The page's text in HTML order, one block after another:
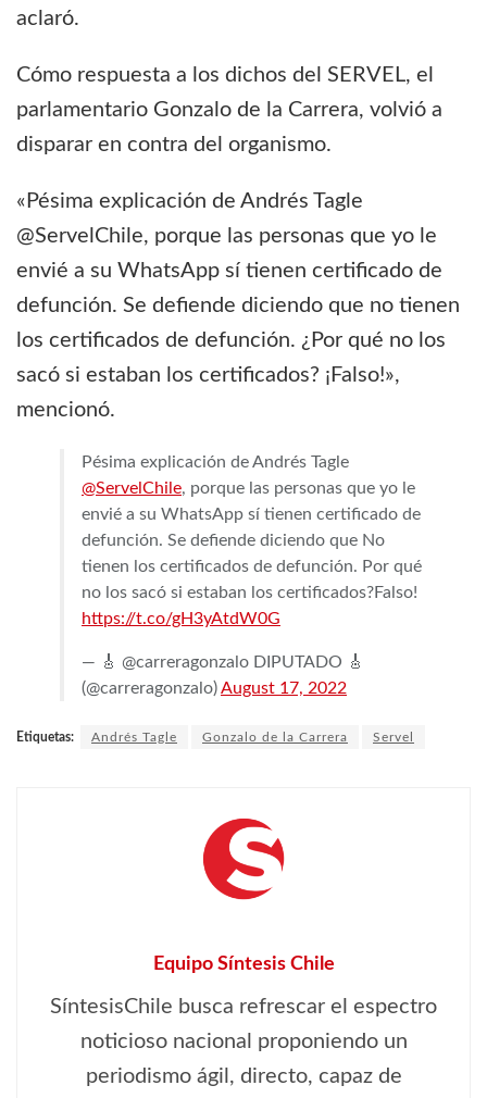
aclaró.
Cómo respuesta a los dichos del SERVEL, el
parlamentario Gonzalo de la Carrera, volvió a
disparar en contra del organismo.
«Pésima explicación de Andrés Tagle
@ServelChile, porque las personas que yo le
envié a su WhatsApp sí tienen certificado de
defunción. Se defiende diciendo que no tienen
los certificados de defunción. ¿Por qué no los
sacó si estaban los certificados? ¡Falso!»,
mencionó.
Pésima explicación de Andrés Tagle
@ServelChile, porque las personas que yo le
envié a su WhatsApp sí tienen certificado de
defunción. Se defiende diciendo que No
tienen los certificados de defunción. Por qué
no los sacó si estaban los certificados?Falso!
https://t.co/gH3yAtdW0G
— 🎸 @carreragonzalo DIPUTADO 🎸
(@carreragonzalo)August 17, 2022
Etiquetas: Andrés Tagle Gonzalo de la Carrera Servel
Equipo Síntesis Chile
SíntesisChile busca refrescar el espectro
noticioso nacional proponiendo un
periodismo ágil, directo, capaz de